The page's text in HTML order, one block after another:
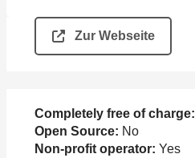
Zur Webseite
Completely free of charge:
Open Source: No
Non-profit operator: Yes